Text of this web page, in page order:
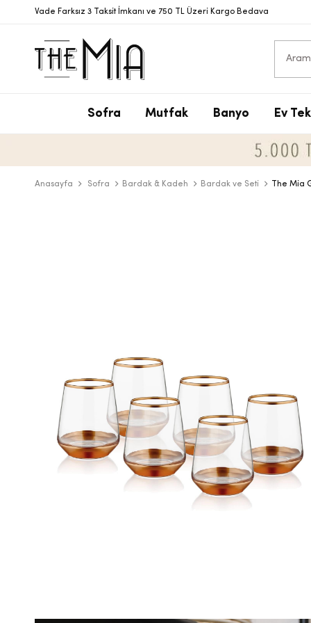
Vade Farksız 3 Taksit İmkanı ve 750 TL Üzeri Kargo Bedava
Sofra Mutfak Banyo Ev
Anasayfa Sofra Bardak & Kadeh Bardak ve Seti The Mia